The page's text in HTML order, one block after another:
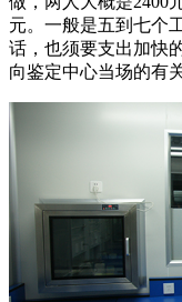
元。一般是五到七个
话，也须要支出加快
向鉴定中心当场的有